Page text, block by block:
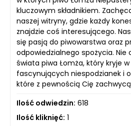
kluczowym składnikiem.
naszej witryny, gdzie każdy
znajdzie coś interesującego.
się pasją do piwowarstwa oraz
odpowiedzialnego spożycia. Nie
świata piwa Łomża, który kryje
fascynujących niespodzianek i
które z pewnością Cię
Ilość odwiedzin: 618
Ilość kliknięć: 1